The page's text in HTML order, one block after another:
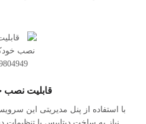
قابلیت نصب
با استفاده از پنل مدیریتی این